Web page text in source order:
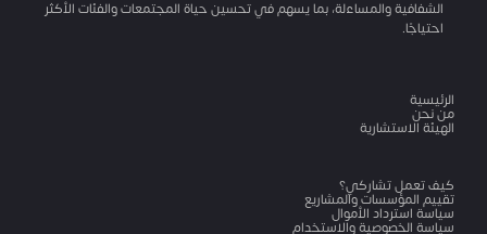
الشفافية والمساءلة، بما يسهم في تحسين حياة المجتمعات والفئات الأكثر
احتياجًا.
الرئيسية
من نحن
الهيئة الاستشارية
كيف تعمل تشاركي؟
تقييم المؤسسات والمشاريع
سياسة استرداد الأموال
سياسة الخصوصية والاستخدام